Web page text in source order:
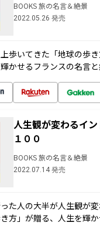
BOOKS 旅の名言＆絶景
2022.05.26 発売
歩いてきた「地球の歩
かせるフランスの名言
人生観が変わるイ
１００
BOOKS 旅の名言＆絶景
2022.07.14 発売
た人の大半が人生観が
方」が贈る、人生を輝